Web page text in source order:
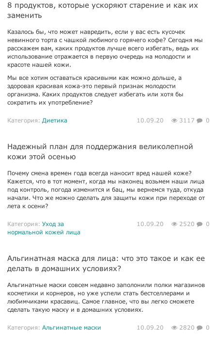
8 продуктов, которые ускоряют старение и как их
заменить
Казалось бы, что может навредить, если у вас есть кусочек
невинного торта с чашкой любимого горячего кофе? Сегодня мы
расскажем вам, каких продуктов лучше всего избегать, ведь их
использование отражается в первую очередь на молодости и
красоте нашей кожи.
Мы все хотим оставаться красивыми как можно дольше, а
здоровая красивая кожа-это первый признак молодости
организма. Каких продуктов следует избегать или хотя бы
сократить их употребление?
Категория: Диетика 10.09.20 3117 0
Надежный план для поддержания великолепной
кожи этой осенью
Почему смена времен года всегда наносит вред нашей коже?
Кажется, что в тот момент, когда мы наконец возьмем наши лица
под контроль, погода изменится и бац, мы вернемся туда, откуда
начали. Что же можно сделать для защиты кожи при переходе от
лета к осени?
Категория: Уход за
нормальной кожей лица
10.09.20 2520 0
Альгинатная маска для лица: что это такое и как ее
делать в домашних условиях?
Альгинатные маски совсем недавно заполонили полки магазинов
косметики и корнеров, но уже успели стать бестселлерами и
любимчиками красавиц. Самое главное, что вы легко сможете
сделать такую маску и в домашних условиях.
Категория: Альгинатные маски 10.09.20 2820 0